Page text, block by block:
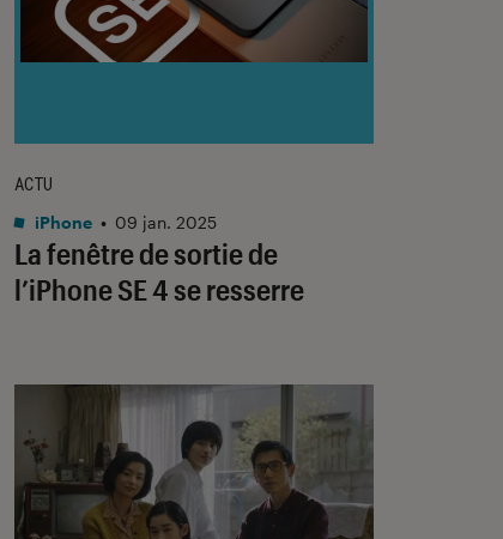
La fenêtre de sortie de
l’iPhone SE 4 se resserre
ACTU
iPhone • 09 jan. 2025